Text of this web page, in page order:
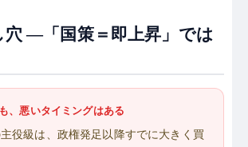
―「国策＝即上昇」では
、悪いタイミングはある
役級は、政権発足以降すでに大きく買